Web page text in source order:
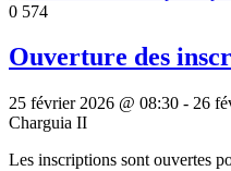
0 574
Ouverture des
25 février 2026 @ 08:30 - 26
Charguia II
Les inscriptions sont ouvertes